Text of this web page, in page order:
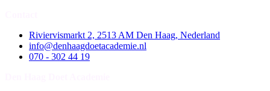
Riviervismarkt 2, 2513 AM Den Haag, Nederland
info@denhaagdoetacademie.nl
070 - 302 44 19